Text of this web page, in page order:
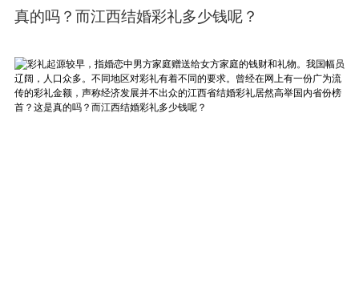
真的吗？而江西结婚彩礼多少钱呢？